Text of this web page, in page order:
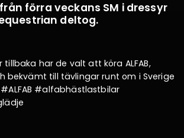
förra veckans SM i dressyr
deltog.
har de valt att köra ALFAB,
bekvämt till tävlingar runt om i Sverige
#ALFAB #alfabhästlastbilar